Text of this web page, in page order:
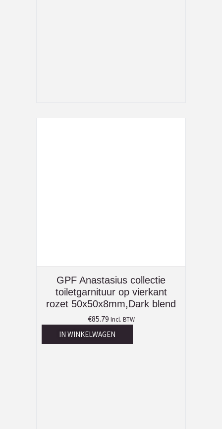
GPF Anastasius collectie
toiletgarnituur op vierkant
rozet 50x50x8mm,Dark blend
€85.79 Incl. BTW
IN WINKELWAGEN